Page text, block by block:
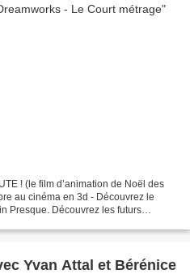
! (le film d’animation de Noël des
au cinéma en 3d - Découvrez le
Presque. Découvrez les futurs
Yvan Attal et Bérénice